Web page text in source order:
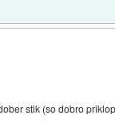
stik (so dobro